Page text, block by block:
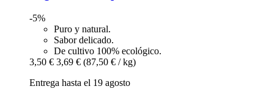
-5%
Puro y natural.
Sabor delicado.
De cultivo 100% ecológico.
3,50 € 3,69 € (87,50 € / kg)
Entrega hasta el 19 agosto